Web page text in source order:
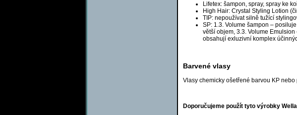
Lifetex: šampon, spray, spray ke
High Hair: Crystal Styling Lotion
TIP: nepoužívat silně tužící
SP: 1.3. Volume šampon –
větší objem, 3.3. Volume
obsahují exluzivní komplex
Barvené vlasy
Vlasy chemicky ošetřené barvou KP nebo
Doporučujeme použít tyto výrobky